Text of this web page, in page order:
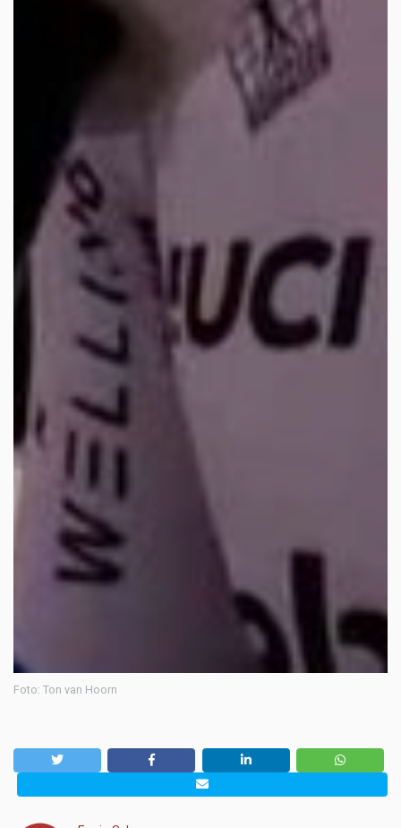
Foto: Ton van Hoorn